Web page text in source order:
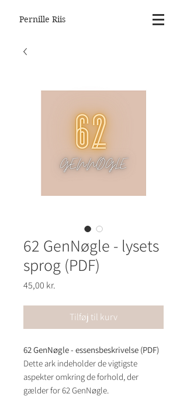
Pernille Riis
62 GenNøgle - lysets
sprog (PDF)
45,00 kr.
Tilføj til kurv
62 GenNøgle - essensbeskrivelse (PDF)
Dette ark indeholder de vigtigste
aspekter omkring de forhold, der
gælder for 62 GenNøgle.